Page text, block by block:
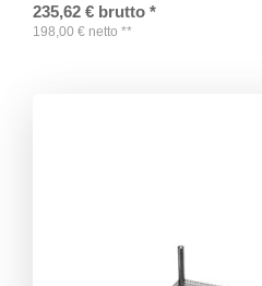
235,62 € brutto *
198,00 € netto **